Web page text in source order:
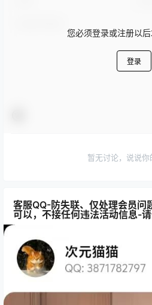
您必须登录或注册以
登录
暂无讨论，说说你
客服QQ-防失联、仅处理会员问
可以，不接任何违法活动信息-